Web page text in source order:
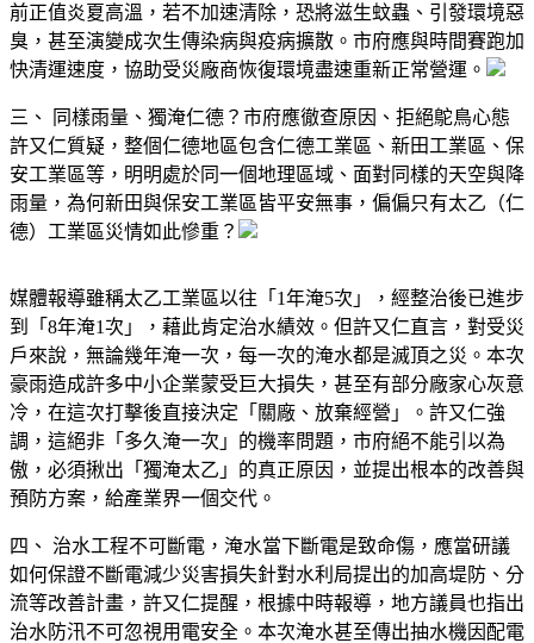
前正值炎夏高溫，若不加速清除，恐將滋生蚊蟲、引發環境惡
臭，甚至演變成次生傳染病與疫病擴散。市府應與時間賽跑加
快清運速度，協助受災廠商恢復環境盡速重新正常營運。
三、 同樣雨量、獨淹仁德？市府應徹查原因、拒絕鴕鳥心態
許又仁質疑，整個仁德地區包含仁德工業區、新田工業區、保
安工業區等，明明處於同一個地理區域、面對同樣的天空與降
雨量，為何新田與保安工業區皆平安無事，偏偏只有太乙（仁
德）工業區災情如此慘重？
媒體報導雖稱太乙工業區以往「1年淹5次」，經整治後已進步
到「8年淹1次」，藉此肯定治水績效。但許又仁直言，對受災
戶來說，無論幾年淹一次，每一次的淹水都是滅頂之災。本次
豪雨造成許多中小企業蒙受巨大損失，甚至有部分廠家心灰意
冷，在這次打擊後直接決定「關廠、放棄經營」。許又仁強
調，這絕非「多久淹一次」的機率問題，市府絕不能引以為
傲，必須揪出「獨淹太乙」的真正原因，並提出根本的改善與
預防方案，給產業界一個交代。
四、 治水工程不可斷電，淹水當下斷電是致命傷，應當研議
如何保證不斷電減少災害損失針對水利局提出的加高堤防、分
流等改善計畫，許又仁提醒，根據中時報導，地方議員也指出
治水防汛不可忽視用電安全。本次淹水甚至傳出抽水機因配電